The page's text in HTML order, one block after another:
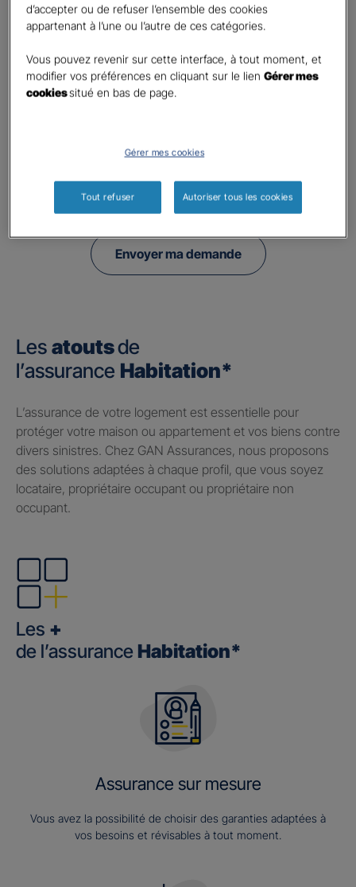
Information données personnelles *
En cochant cette case et en soumettant ce formulaire,
j'accepte que mes données personnelles soient utilisées
Pour connaitre et exercer vos droits, notamment de retrait de votre consentement
Envoyer ma demande
Les atoutsde
l’assurance Habitation*
​L’assurance de votre logement est essentielle pour
protéger votre maison ou appartement et vos biens contre
divers sinistres. Chez GAN Assurances, nous proposons
des solutions adaptées à chaque profil, que vous soyez
locataire, propriétaire occupant ou propriétaire non
occupant.
Les +
de l’assurance Habitation*
Assurance sur mesure
Vous avez la possibilité de choisir des garanties adaptées à
vos besoins et révisables à tout moment.
d’accepter ou de refuser l’ensemble des cookies
appartenant à l’une ou l’autre de ces catégories.
Vous pouvez revenir sur cette interface, à tout moment, et
modifier vos préférences en cliquant sur le lienGérer mes
cookiessitué en bas de page.
Gérer mes cookies
Tout refuser Autoriser tous les cookies